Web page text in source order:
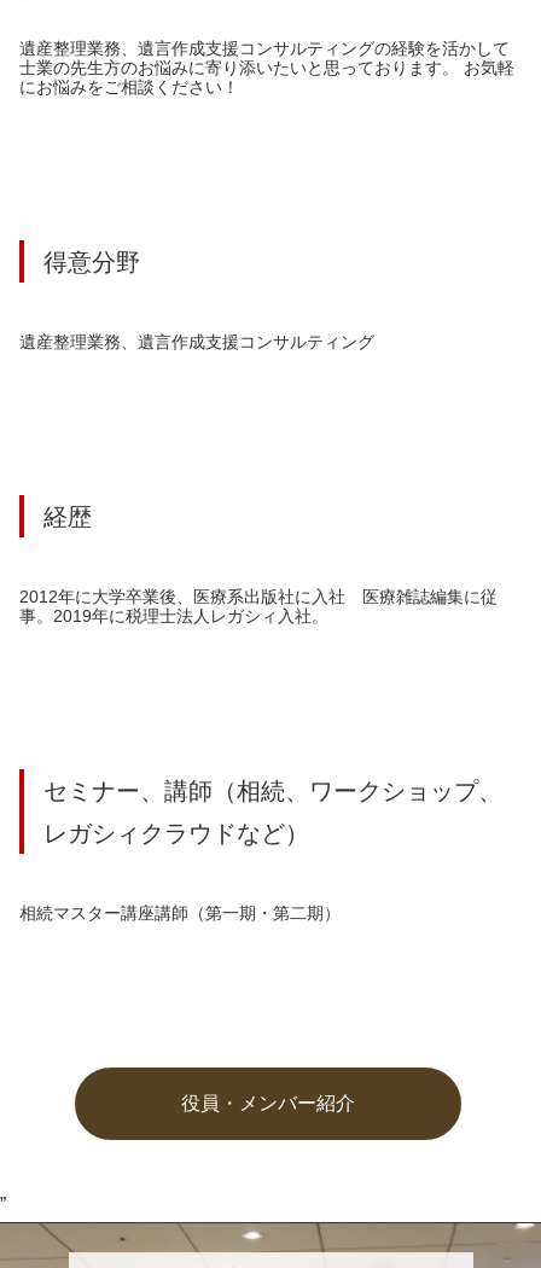
遺産整理業務、遺言作成支援コンサルティングの経験を活かして
士業の先生方のお悩みに寄り添いたいと思っております。 お気軽
にお悩みをご相談ください！
得意分野
遺産整理業務、遺言作成支援コンサルティング
経歴
2012年に大学卒業後、医療系出版社に入社 医療雑誌編集に従
事。2019年に税理士法人レガシィ入社。
セミナー、講師（相続、ワークショップ、
レガシィクラウドなど）
相続マスター講座講師（第一期・第二期）
役員・メンバー紹介
”